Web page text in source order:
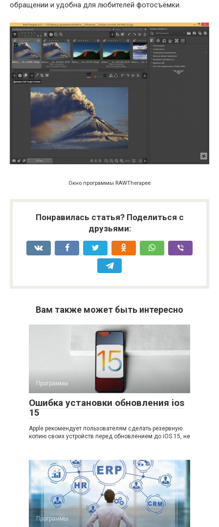
обращении и удобна для любителей фотосъёмки.
Окно программы RAWTherapee
Понравилась статья? Поделиться с
друзьями:
Вам также может быть интересно
Программы
Ошибка установки обновления ios
15
Apple рекомендует пользователям сделать резервную
копию своих устройств перед обновлением до iOS 15, не
Программы